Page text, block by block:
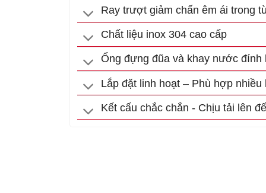
Ray trượt giảm chấn êm ái trong
Chất liệu inox 304 cao cấp
Ống đựng đũa và khay nước đính
Lắp đặt linh hoạt – Phù hợp nhiều
Kết cấu chắc chắn - Chịu tải lên